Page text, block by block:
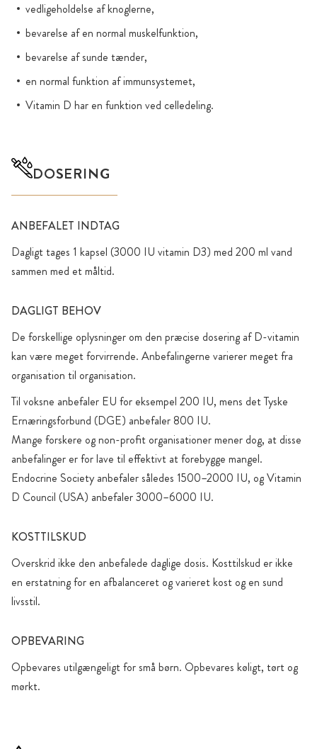
vedligeholdelse af knoglerne,
bevarelse af en normal muskelfunktion,
bevarelse af sunde tænder,
en normal funktion af immunsystemet,
Vitamin D har en funktion ved celledeling.
DOSERING
ANBEFALET INDTAG
Dagligt tages 1 kapsel (3000 IU vitamin D3) med 200 ml vand
sammen med et måltid.
DAGLIGT BEHOV
De forskellige oplysninger om den præcise dosering af D-vitamin
kan være meget forvirrende. Anbefalingerne varierer meget fra
organisation til organisation.
Til voksne anbefaler EU for eksempel 200 IU, mens det Tyske
Ernæringsforbund (DGE) anbefaler 800 IU.
Mange forskere og non-profit organisationer mener dog, at disse
anbefalinger er for lave til effektivt at forebygge mangel.
Endocrine Society anbefaler således 1500–2000 IU, og Vitamin
D Council (USA) anbefaler 3000–6000 IU.
KOSTTILSKUD
Overskrid ikke den anbefalede daglige dosis. Kosttilskud er ikke
en erstatning for en afbalanceret og varieret kost og en sund
livsstil.
OPBEVARING
Opbevares utilgængeligt for små børn. Opbevares køligt, tørt og
mørkt.